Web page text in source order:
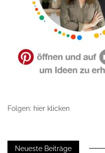
Folgen: hier klicken
Neueste Beiträge